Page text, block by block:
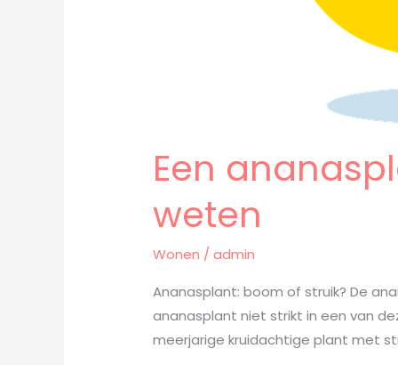
Een
weten
Wonen /admin
Ananasplant: boom of struik? De
ananasplant niet strikt in een van
meerjarige kruidachtige plant met